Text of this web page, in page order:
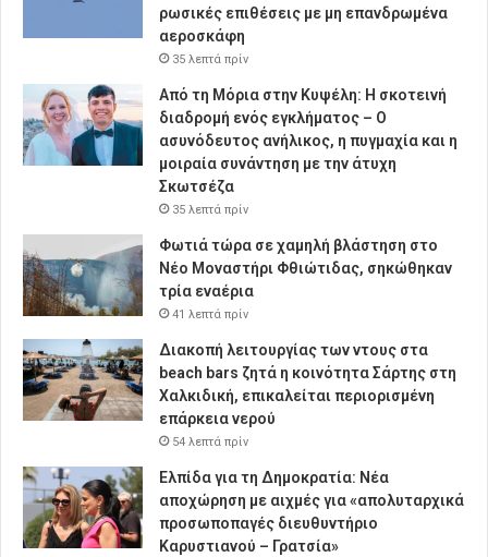
ρωσικές επιθέσεις με μη επανδρωμένα
αεροσκάφη
35 λεπτά πρίν
Από τη Μόρια στην Κυψέλη: Η σκοτεινή
διαδρομή ενός εγκλήματος – Ο
ασυνόδευτος ανήλικος, η πυγμαχία και η
μοιραία συνάντηση με την άτυχη
Σκωτσέζα
35 λεπτά πρίν
Φωτιά τώρα σε χαμηλή βλάστηση στο
Νέο Μοναστήρι Φθιώτιδας, σηκώθηκαν
τρία εναέρια
41 λεπτά πρίν
Διακοπή λειτουργίας των ντους στα
beach bars ζητά η κοινότητα Σάρτης στη
Χαλκιδική, επικαλείται περιορισμένη
επάρκεια νερού
54 λεπτά πρίν
Ελπίδα για τη Δημοκρατία: Νέα
αποχώρηση με αιχμές για «απολυταρχικά
προσωποπαγές διευθυντήριο
Καρυστιανού – Γρατσία»